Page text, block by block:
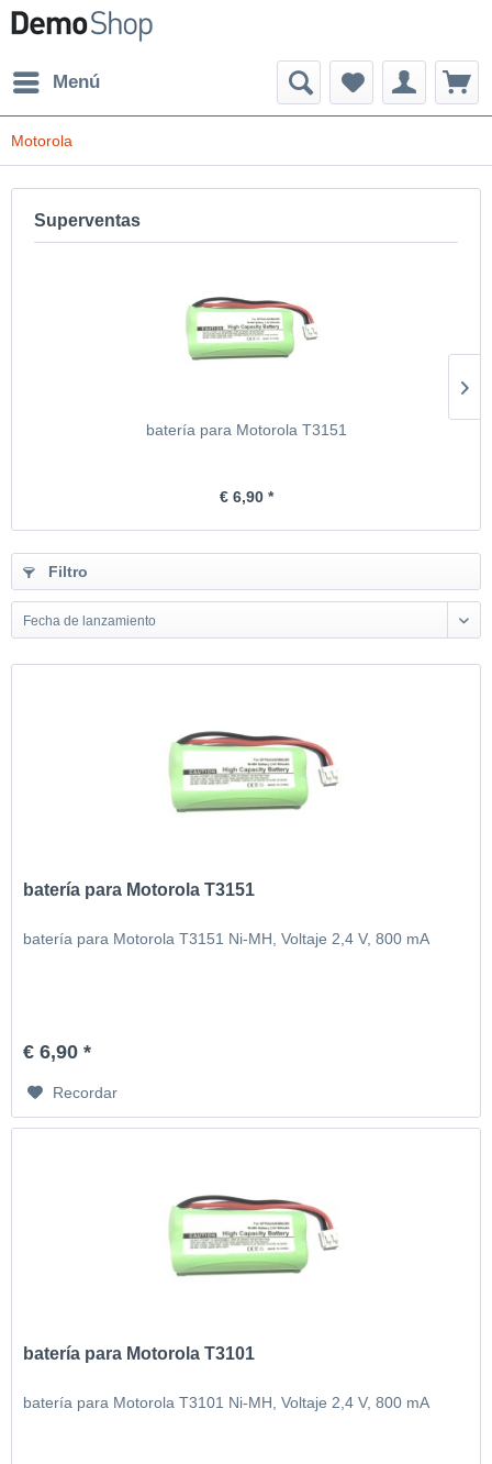
Menú
Motorola
Superventas
batería para Motorola T3151
€ 6,90 *
Filtro
Fecha de lanzamiento
batería para Motorola T3151
batería para Motorola T3151 Ni-MH, Voltaje 2,4 V, 800 mA
€ 6,90 *
Recordar
batería para Motorola T3101
batería para Motorola T3101 Ni-MH, Voltaje 2,4 V, 800 mA